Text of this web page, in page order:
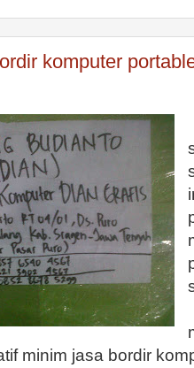
komputer
minim jasa bordir